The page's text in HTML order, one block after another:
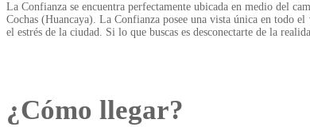
La Confianza se encuentra perfectamente ubicada en medio del
Cochas (Huancaya). La Confianza posee una vista única en todo
el estrés de la ciudad. Si lo que buscas es desconectarte de la
¿Cómo llegar?